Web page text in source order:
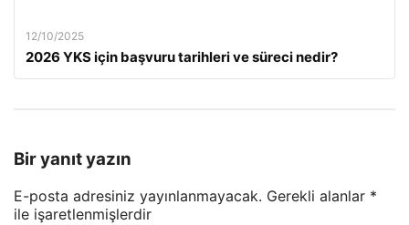
12/10/2025
2026 YKS için başvuru tarihleri ve süreci nedir?
Bir yanıt yazın
E-posta adresiniz yayınlanmayacak. Gerekli alanlar *
ile işaretlenmişlerdir